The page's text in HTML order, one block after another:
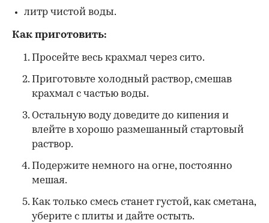
литр чистой воды.
Как приготовить:
Просейте весь крахмал через сито.
Приготовьте холодный раствор, смешав
крахмал с частью воды.
Остальную воду доведите до кипения и
влейте в хорошо размешанный стартовый
раствор.
Подержите немного на огне, постоянно
мешая.
Как только смесь станет густой, как сметана,
уберите с плиты и дайте остыть.